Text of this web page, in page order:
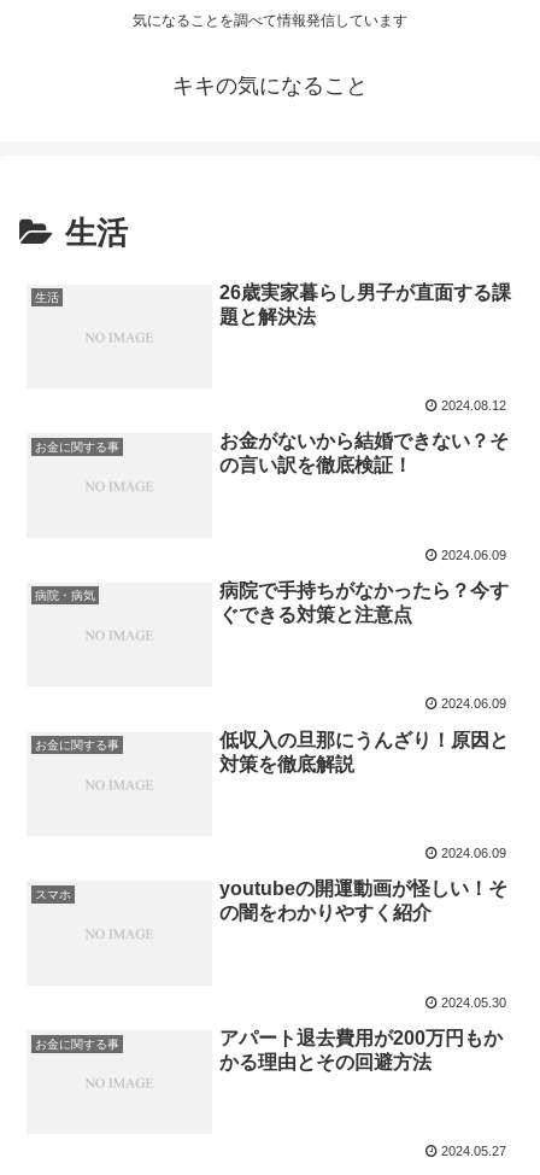
気になることを調べて情報発信しています
キキの気になること
生活
生活
26歳実家暮らし男子が直面する課
題と解決法
2024.08.12
お金に関する事
お金がないから結婚できない？そ
の言い訳を徹底検証！
2024.06.09
病院・病気
病院で手持ちがなかったら？今す
ぐできる対策と注意点
2024.06.09
お金に関する事
低収入の旦那にうんざり！原因と
対策を徹底解説
2024.06.09
スマホ
youtubeの開運動画が怪しい！そ
の闇をわかりやすく紹介
2024.05.30
お金に関する事
アパート退去費用が200万円もか
かる理由とその回避方法
2024.05.27